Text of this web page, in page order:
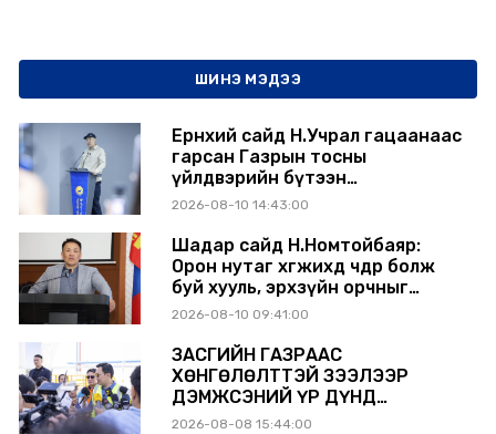
ШИНЭ МЭДЭЭ
Ерөнхий сайд Н.Учрал гацаанаас
гарсан Газрын тосны
үйлдвэрийн бүтээн
байгуулалтыг тасралтгүй
хангамжийг баталгаажуулах
үүрэг өгөв
2026-08-10 14:43:00
Шадар сайд Н.Номтойбаяр:
Орон нутаг хөгжихөд чөдөр болж
буй хууль, эрхзүйн орчныг
шинэчилнэ
2026-08-10 09:41:00
ЗАСГИЙН ГАЗРААС
ХӨНГӨЛӨЛТТЭЙ ЗЭЭЛЭЭР
ДЭМЖСЭНИЙ ҮР ДҮНД
ШАТАХУУН ХАДГАЛАХ САВНУУД
2026-08-08 15:44:00